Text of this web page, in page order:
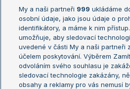
Žebříček ATP (muži)
Žebříček WTA (ženy)
Sázkařský žebříček
French
US Open
Turnaj
Turnaj
My a naši partneři 999 ukládáme
osobní údaje, jako jsou údaje o
identifikátory, a máme k nim
umožňuje, aby sledovací
uvedené v části My a naši partneři
účelem poskytování. Výběrem
odvoláním svého souhlasu je
sledovací technologie zakázány,
obsahy a reklamy pro vás nemusí